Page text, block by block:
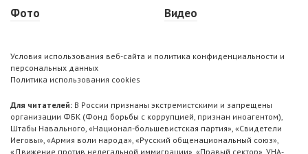
Фото
Видео
Условия использования веб-сайта и политика конфиденциальности и
персональных данных
Политика использования cookies
Для читателей: В России признаны экстремистскими и запрещены
организации ФБК (Фонд борьбы с коррупцией, признан иноагентом),
Штабы Навального, «Национал-большевистская партия», «Свидетели
Иеговы», «Армия воли народа», «Русский общенациональный союз»,
«Движение против нелегальной иммиграции», «Правый сектор», УНА-